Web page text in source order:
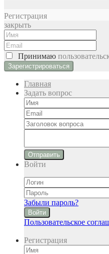
Регистрация
закрыть
Принимаю
Главная
Задать вопрос
Отправить
Войти
Забыли пароль?
Войти
Пользовательское
Регистрация